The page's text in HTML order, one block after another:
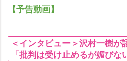
【予告動画】
＜インタビュー＞沢村一樹が
「批判は受け止めるが媚びな